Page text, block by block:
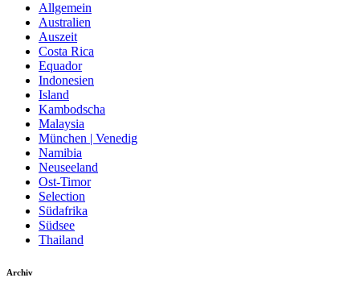
Allgemein
Australien
Auszeit
Costa Rica
Equador
Indonesien
Island
Kambodscha
Malaysia
München | Venedig
Namibia
Neuseeland
Ost-Timor
Selection
Südafrika
Südsee
Thailand
Archiv